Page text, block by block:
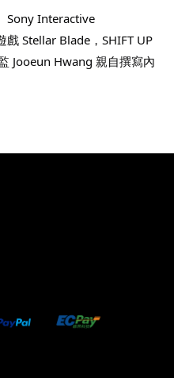
Sony Interactive
Stellar Blade，SHIFT UP
Jooeun Hwang 親自撰寫內